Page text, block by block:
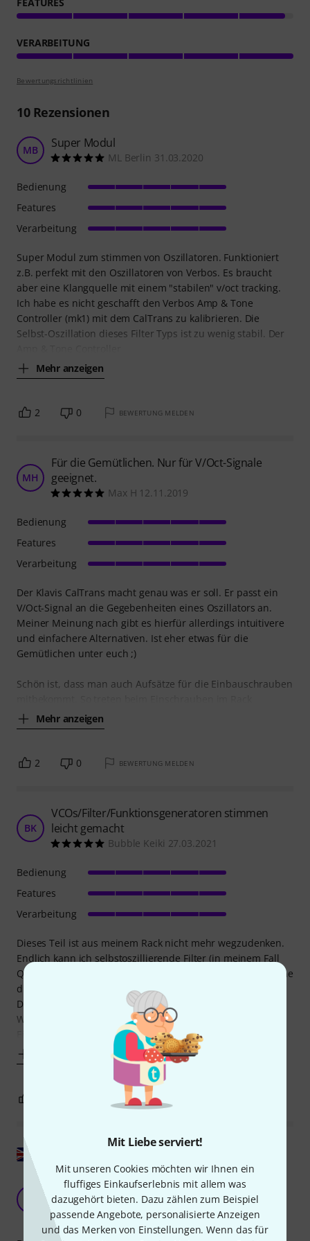
Mit Liebe serviert!
Mit unseren Cookies möchten wir Ihnen ein
fluffiges Einkaufserlebnis mit allem was
dazugehört bieten. Dazu zählen zum Beispiel
passende Angebote, personalisierte Anzeigen
und das Merken von Einstellungen. Wenn das für
VERARBEITUNG
Bewertungsrichtlinien
10Rezensionen
MB Super Modul
ML Berlin 31.03.2020
Super Modul zum stimmen von Oszillatoren. Funktioniert
z.B. perfekt mit den Oszillatoren von Verbos. Es braucht
aber eine Klangquelle mit einem "stabilen" v/oct tracking.
Ich habe es nicht geschafft den Verbos Amp & Tone
Controller (mk1) mit dem CalTrans zu kalibrieren. Die
Selbst-Oszillation dieses Filter Typs ist zu wenig stabil. Der
Mehr anzeigen
Bedienung
Features
Verarbeitung
2 0 BEWERTUNG MELDEN
MH
Für die Gemütlichen. Nur für V/Oct-Signale
geeignet.
Max H 12.11.2019
Der Klavis CalTrans macht genau was er soll. Er passt ein
V/Oct-Signal an die Gegebenheiten eines Oszillators an.
Meiner Meinung nach gibt es hierfür allerdings intuitivere
und einfachere Alternativen. Ist eher etwas für die
Gemütlichen unter euch ;)
Schön ist, dass man auch Aufsätze für die Einbauschrauben
Mehr anzeigen
Bedienung
Features
Verarbeitung
2 0 BEWERTUNG MELDEN
BK
VCOs/Filter/Funktionsgeneratoren stimmen
leicht gemacht
Bubble Keiki 27.03.2021
Dieses Teil ist aus meinem Rack nicht mehr wegzudenken.
Endlich kann ich selbstoszillierende Filter (in meinem Fall
Qu Bit Tone) verlässlich über mehrere Oktaven spielen ohne
die nervige Stimmerei mit einem externen Stimmgerät.
Das einzige was beim ersten Stimmen nervt, ist die
Wartezeit bis das Modul fertig kalibriert hat. Da aber die
Bedienung
Features
Verarbeitung
BEWERTUNG MELDEN
Ideal für Oktavverschiebungen und Tracking-
Fehler
colon 21.05.2020